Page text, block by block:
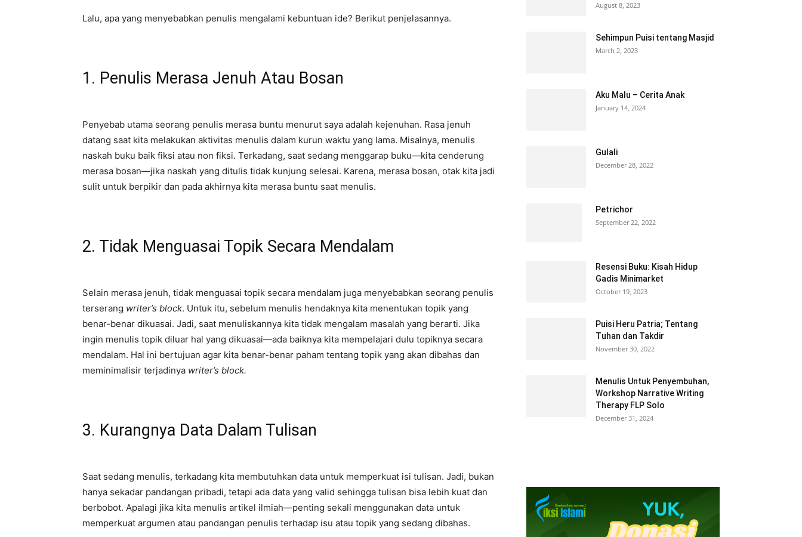
Lalu, apa yang menyebabkan penulis mengalami kebuntuan ide? Berikut penjelasannya.
1. Penulis Merasa Jenuh Atau Bosan
Penyebab utama seorang penulis merasa buntu menurut saya adalah kejenuhan. Rasa jenuh
datang saat kita melakukan aktivitas menulis dalam kurun waktu yang lama. Misalnya, menulis
naskah buku baik fiksi atau non fiksi. Terkadang, saat sedang menggarap buku—kita cenderung
merasa bosan—jika naskah yang ditulis tidak kunjung selesai. Karena, merasa bosan, otak kita jadi
sulit untuk berpikir dan pada akhirnya kita merasa buntu saat menulis.
2. Tidak Menguasai Topik Secara Mendalam
Selain merasa jenuh, tidak menguasai topik secara mendalam juga menyebabkan seorang penulis
terserang writer’s block. Untuk itu, sebelum menulis hendaknya kita menentukan topik yang
benar-benar dikuasai. Jadi, saat menuliskannya kita tidak mengalam masalah yang berarti. Jika
ingin menulis topik diluar hal yang dikuasai—ada baiknya kita mempelajari dulu topiknya secara
mendalam. Hal ini bertujuan agar kita benar-benar paham tentang topik yang akan dibahas dan
meminimalisir terjadinya writer’s block.
3. Kurangnya Data Dalam Tulisan
Saat sedang menulis, terkadang kita membutuhkan data untuk memperkuat isi tulisan. Jadi, bukan
hanya sekadar pandangan pribadi, tetapi ada data yang valid sehingga tulisan bisa lebih kuat dan
berbobot. Apalagi jika kita menulis artikel ilmiah—penting sekali menggunakan data untuk
memperkuat argumen atau pandangan penulis terhadap isu atau topik yang sedang dibahas.
August 8, 2023
Sehimpun Puisi tentang Masjid
March 2, 2023
Aku Malu – Cerita Anak
January 14, 2024
Gulali
December 28, 2022
Petrichor
September 22, 2022
Resensi Buku: Kisah Hidup
Gadis Minimarket
October 19, 2023
Puisi Heru Patria; Tentang
Tuhan dan Takdir
November 30, 2022
Menulis Untuk Penyembuhan,
Workshop Narrative Writing
Therapy FLP Solo
December 31, 2024